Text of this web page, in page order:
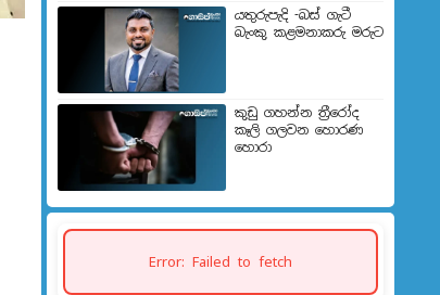
යතුරුපැදි -බස් ගැටී
බැංකු කළමනාකරු මරුට
කුඩු ගහන්න ත්‍රීරෝද
කෑලි ගලවන හොරණ
හොරා
Error: Failed to fetch